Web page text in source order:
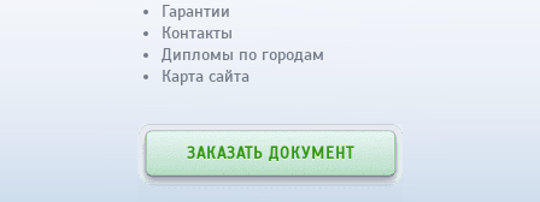
Гарантии
Контакты
Дипломы по городам
Карта сайта
ЗАКАЗАТЬ ДОКУМЕНТ